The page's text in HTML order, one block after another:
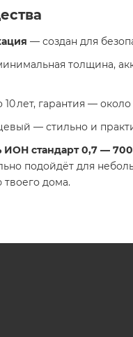
— создан для
толщина,
лет, гарантия — около
— стильно и
стандарт 0,7 — 700
подойдёт для
твоего дома.